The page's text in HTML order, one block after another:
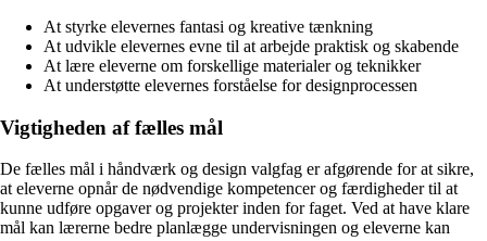
At styrke elevernes fantasi og kreative tænkning
At udvikle elevernes evne til at arbejde praktisk og skabende
At lære eleverne om forskellige materialer og teknikker
At understøtte elevernes forståelse for designprocessen
Vigtigheden af fælles mål
De fælles mål i håndværk og design valgfag er afgørende for at sikre,
at eleverne opnår de nødvendige kompetencer og færdigheder til at
kunne udføre opgaver og projekter inden for faget. Ved at have klare
mål kan lærerne bedre planlægge undervisningen og eleverne kan